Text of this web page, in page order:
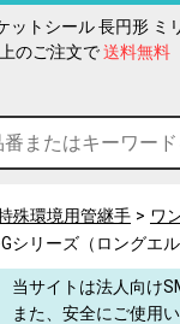
ットシール 長円形 ミ
のご注文で送料無料
殊環境用管継手
ワ
Gシリーズ（ロングエ
当サイトは法人向け
また、安全にご使用